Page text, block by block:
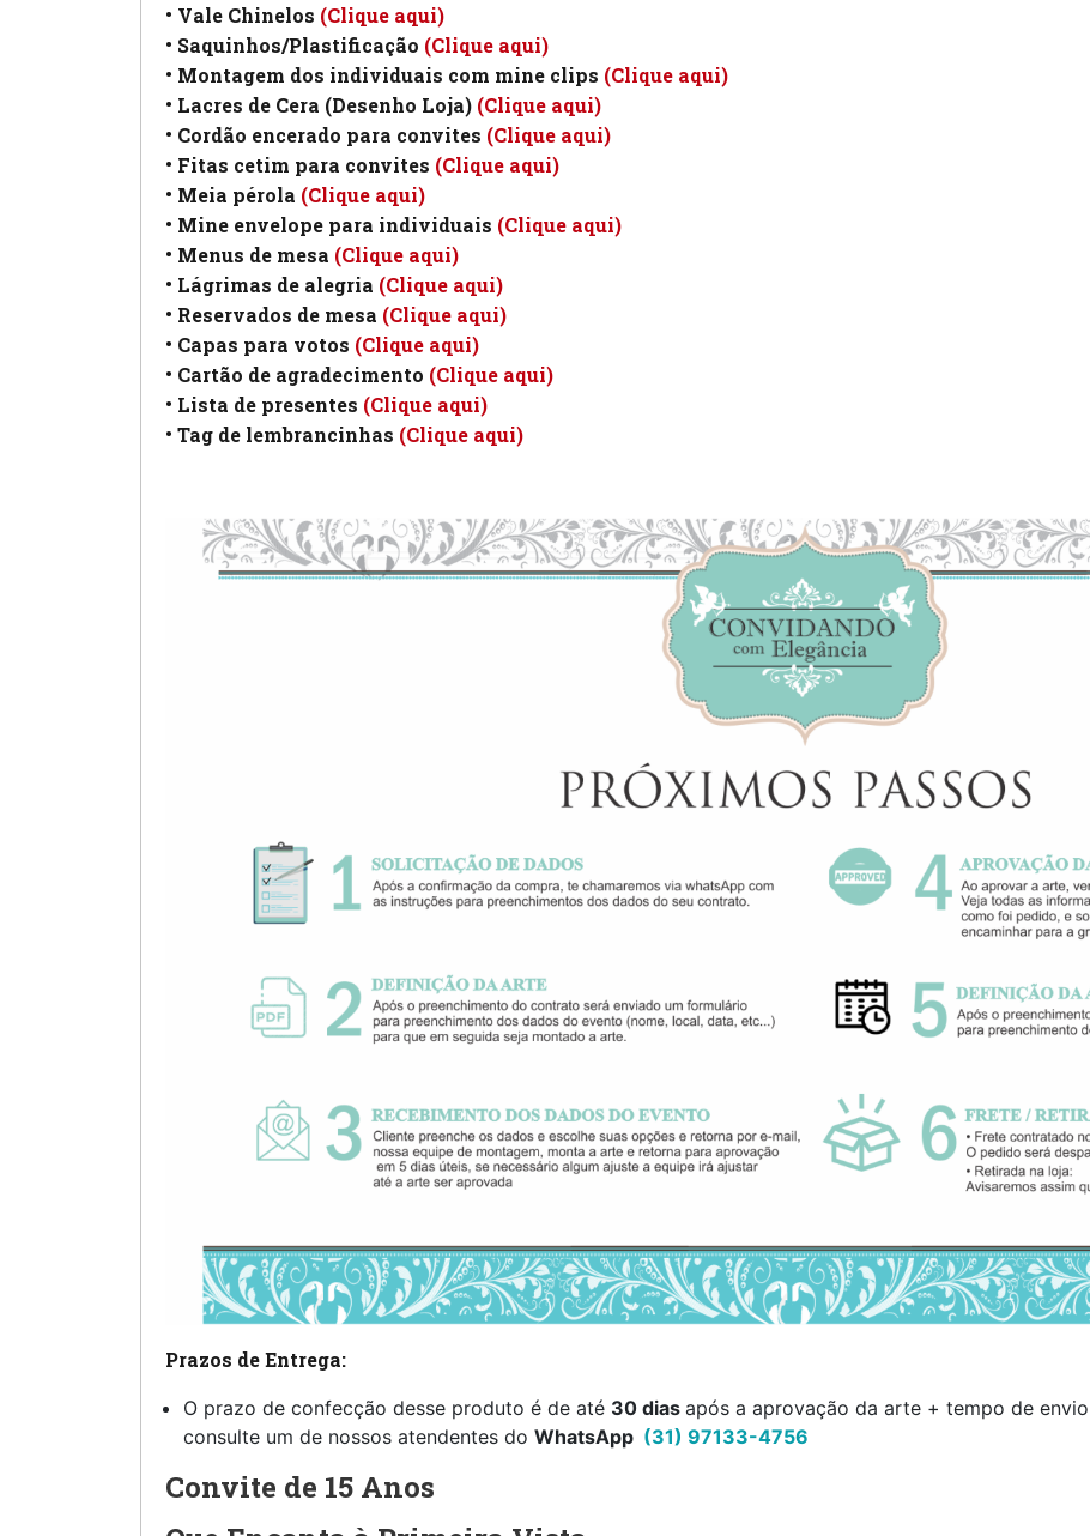
• Vale Chinelos (Clique aqui)
• Saquinhos/Plastificação (Clique aqui)
• Montagem dos individuais com mine clips (Clique aqui)
• Lacres de Cera (Desenho Loja) (Clique aqui)
• Cordão encerado para convites (Clique aqui)
• Fitas cetim para convites (Clique aqui)
• Meia pérola (Clique aqui)
• Mine envelope para individuais (Clique aqui)
• Menus de mesa (Clique aqui)
• Lágrimas de alegria (Clique aqui)
• Reservados de mesa (Clique aqui)
• Capas para votos (Clique aqui)
• Cartão de agradecimento (Clique aqui)
• Lista de presentes (Clique aqui)
• Tag de lembrancinhas (Clique aqui)
Prazos de Entrega:
O prazo de confecção desse produto é de até 30 dias após a aprovação da arte + tempo de
consulte um de nossos atendentes do WhatsApp (31) 97133-4756
Convite de 15 Anos